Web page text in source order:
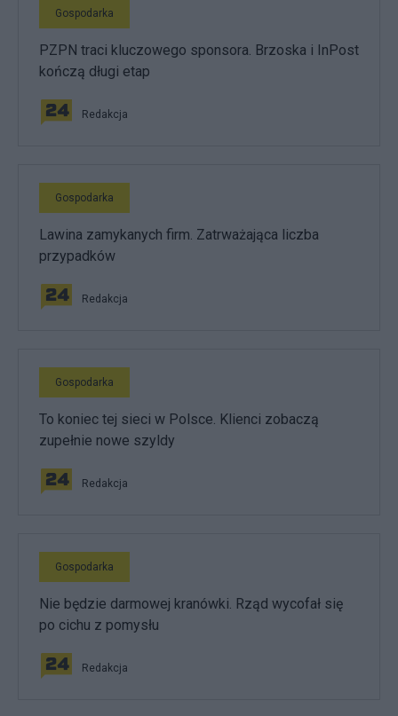
Gospodarka
PZPN traci kluczowego sponsora. Brzoska i InPost
kończą długi etap
Redakcja
Gospodarka
Lawina zamykanych firm. Zatrważająca liczba
przypadków
Redakcja
Gospodarka
To koniec tej sieci w Polsce. Klienci zobaczą
zupełnie nowe szyldy
Redakcja
Gospodarka
Nie będzie darmowej kranówki. Rząd wycofał się
po cichu z pomysłu
Redakcja